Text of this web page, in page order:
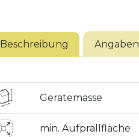
Beschreibung Angaben
Gerätemasse
min. Aufprallfläche